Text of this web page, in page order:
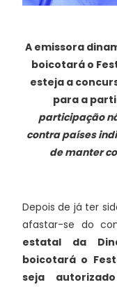
A emissora
boicotará o
esteja a
para a
participação
contra países
de manter
Depois de já ter
afastar-se do
estatal da
boicotará o
seja autorizado